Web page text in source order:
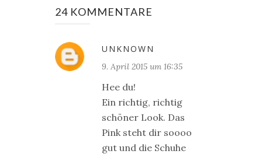
24 KOMMENTARE
UNKNOWN
9. April 2015 um 16:35
Hee du!
Ein richtig, richtig
schöner Look. Das
Pink steht dir soooo
gut und die Schuhe